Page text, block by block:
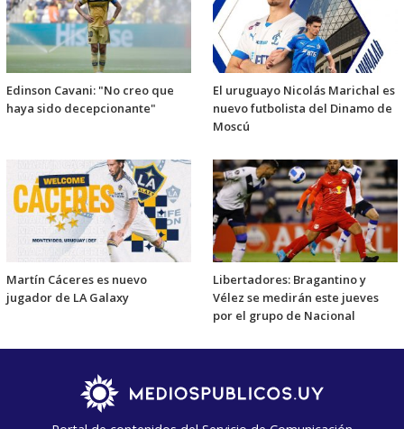
Edinson Cavani: "No creo que
haya sido decepcionante"
El uruguayo Nicolás Marichal es
nuevo futbolista del Dinamo de
Moscú
Martín Cáceres es nuevo
jugador de LA Galaxy
Libertadores: Bragantino y
Vélez se medirán este jueves
por el grupo de Nacional